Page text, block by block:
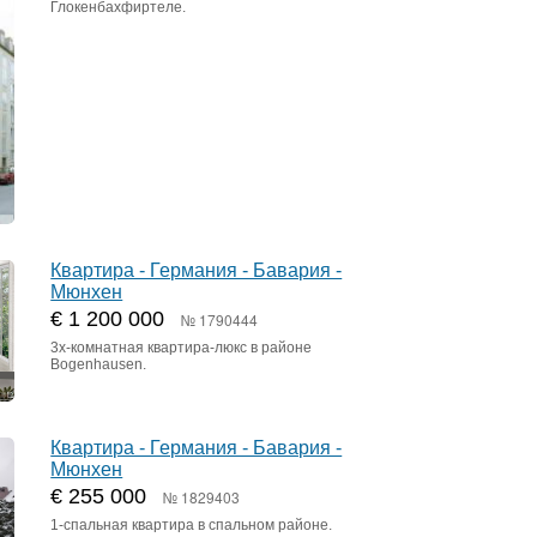
Глокенбахфиртеле.
Квартира - Германия - Бавария -
Мюнхен
€ 1 200 000 № 1790444
3х-комнатная квартира-люкс в районе
Bogenhausen.
Квартира - Германия - Бавария -
Мюнхен
€ 255 000 № 1829403
1-спальная квартира в спальном районе.